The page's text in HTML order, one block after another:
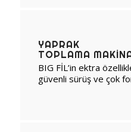
YAPRAK
TOPLAMA
BIG FİL’in ektra
güvenli sürüş ve çok